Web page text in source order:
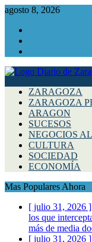
agosto 8, 2026
ZARAGOZA
ZARAGOZA
ARAGON
SUCESOS
NEGOCIOS
CULTURA
SOCIEDAD
ECONOMÍA
Mas Populares Ahora
[ julio 31, 2026 ]
los que
más de media
[ julio 31, 2026 ]